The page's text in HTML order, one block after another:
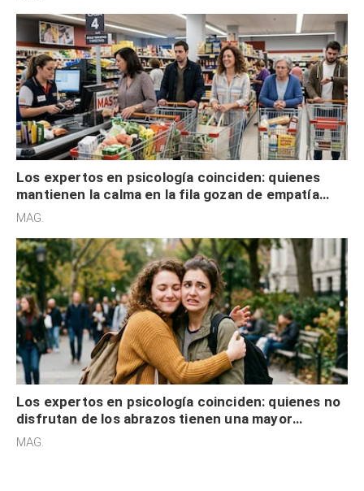
Los expertos en psicología coinciden: quienes
mantienen la calma en la fila gozan de empatía
cognitiva, gratitud y no solo tienen autocontrol
MAG.
Los expertos en psicología coinciden: quienes no
disfrutan de los abrazos tienen una mayor
sensibilidad a los estímulos físicos y no es por
MAG.